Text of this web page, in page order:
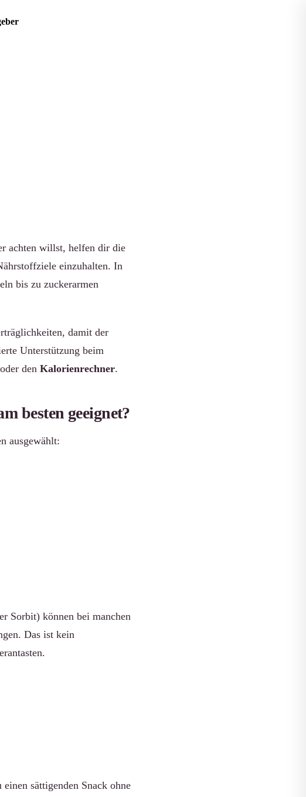
achten willst, helfen dir die
einzuhalten. In
bis zu zuckerarmen
damit der
Unterstützung beim
oder den Kalorienrechner.
besten geeignet?
ausgewählt:
Sorbit) können bei manchen
Das ist kein
sättigenden Snack ohne